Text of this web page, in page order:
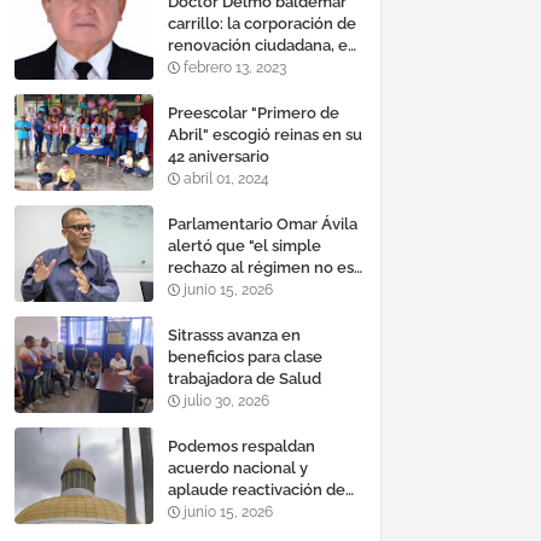
carrillo: la corporación de
renovación ciudadana, es
un banco mundial de
febrero 13, 2023
Preescolar "Primero de
Abril" escogió reinas en su
42 aniversario
abril 01, 2024
Parlamentario Omar Ávila
alertó que "el simple
rechazo al régimen no es
suficiente para lograr un
efectivo"
junio 15, 2026
Sitrasss avanza en
beneficios para clase
trabajadora de Salud
julio 30, 2026
Podemos respaldan
acuerdo nacional y
aplaude reactivación de
Tocoma con la
junio 15, 2026